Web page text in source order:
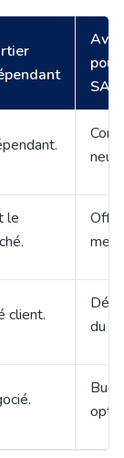
le
client.
du